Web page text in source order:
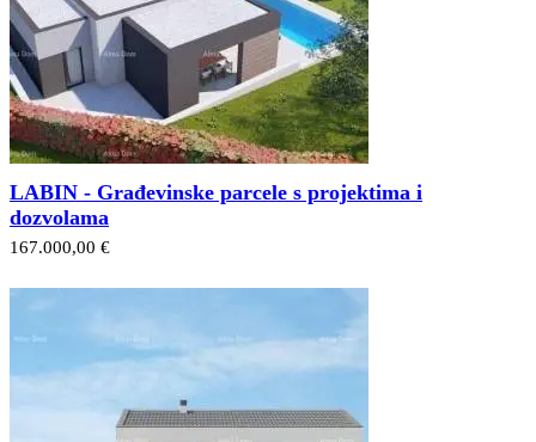
LABIN - Građevinske parcele s projektima i
dozvolama
167.000,00 €